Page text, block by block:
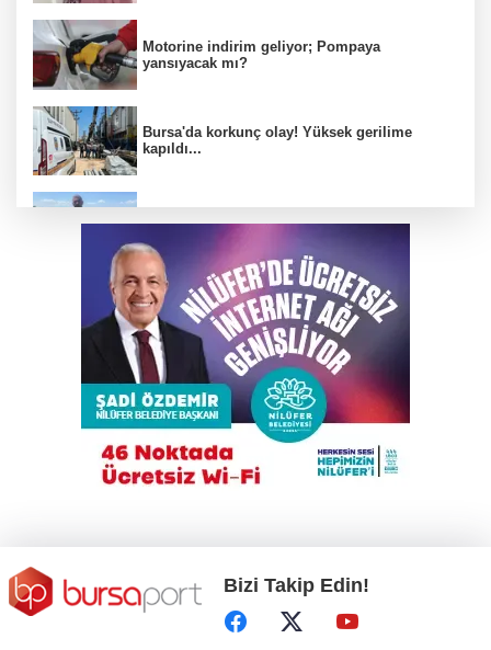
Motorine indirim geliyor; Pompaya
yansıyacak mı?
Bursa'da korkunç olay! Yüksek gerilime
kapıldı...
Bursa'daki bu köyde çiftçi çok rahat!
Otomobil İETT otobüsüne çarptı: 1’i polis
memuru 3 kişi öldü
Yeni Parti Osmangazi Kurucu Yönetimi
açıklandı
İnegöl'de motosikletle silahlı saldırı!
Bizi Takip Edin!